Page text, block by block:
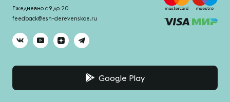
Ежедневно с 9 до 20
feedback@esh-derevenskoe.ru
Google Play